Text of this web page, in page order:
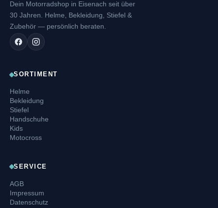
Dein Motorradshop in Eisenach seit über
30 Jahren. Helme, Bekleidung, Stiefel &
Zubehör — persönlich beraten.
SORTIMENT
Helme
Bekleidung
Stiefel
Handschuhe
Kids
Motocross
SERVICE
AGB
Impressum
Datenschutz